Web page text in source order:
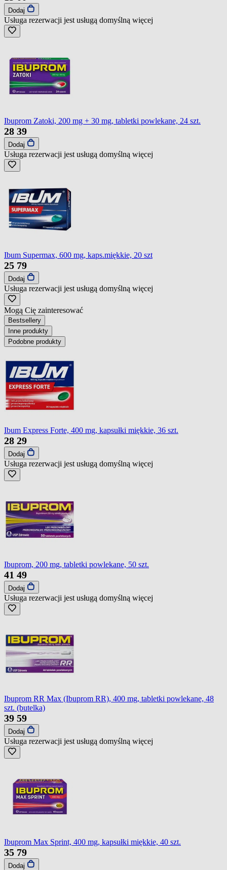
Dodaj
Usługa rezerwacji jest usługą domyślną więcej
Ibuprom Zatoki, 200 mg + 30 mg, tabletki powlekane, 24 szt.
28 39
Dodaj
Usługa rezerwacji jest usługą domyślną więcej
Ibum Supermax, 600 mg, kaps.miękkie, 20 szt
25 79
Dodaj
Usługa rezerwacji jest usługą domyślną więcej
Mogą Cię zainteresować
Bestsellery
Inne produkty
Podobne produkty
Ibum Express Forte, 400 mg, kapsułki miękkie, 36 szt.
28 29
Dodaj
Usługa rezerwacji jest usługą domyślną więcej
Ibuprom, 200 mg, tabletki powlekane, 50 szt.
41 49
Dodaj
Usługa rezerwacji jest usługą domyślną więcej
Ibuprom RR Max (Ibuprom RR), 400 mg, tabletki powlekane, 48
szt. (butelka)
39 59
Dodaj
Usługa rezerwacji jest usługą domyślną więcej
Ibuprom Max Sprint, 400 mg, kapsułki miękkie, 40 szt.
35 79
Dodaj